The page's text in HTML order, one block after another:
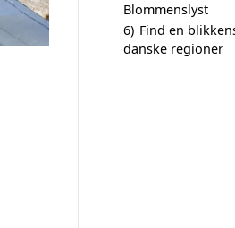
Blommenslyst
6) Find en
danske regioner